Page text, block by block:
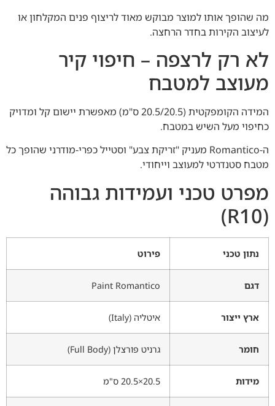
מה שהופך אותו למוצר מבוקש מאוד לריצוף פנים המקלחון או
לעיצוב הקירות בחדר הרחצה.
לא רק לרצפה – חיפוי קיר
מעוצב למטבח
המידה הקומפקטית (20.5/20.5 ס"מ) מאפשרת יישום קל ומדויק
כחיפוי מעל השיש במטבח.
ה-Romantico מעניק "זריקת צבע" וסטייל כפרי-מודרני שהופך כל
מטבח סטנדרטי למעוצב וייחודי.
מפרט טכני ועמידות גבוהה
(R10)
נתון טכני פירוט
דגם Paint Romantico
ארץ ייצור איטליה (Italy)
חומר גרניט פורצלן (Full Body)
מידות 20.5×20.5 ס"מ